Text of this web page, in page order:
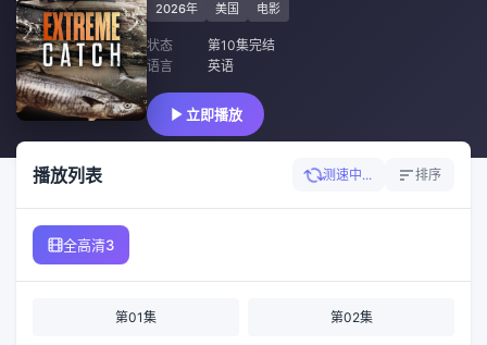
2026年 美国 电影
状态
第10集完结
语言
英语
立即播放
播放列表 测速中... 排序
全高清3
第01集 第02集